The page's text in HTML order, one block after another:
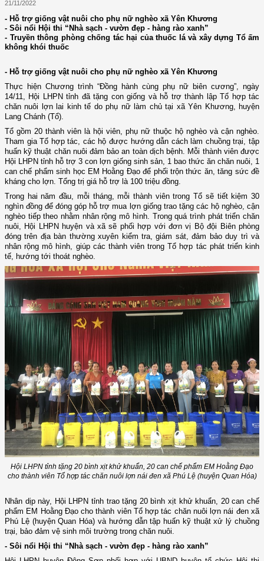
21/11/2022
- Hỗ trợ giống vật nuôi cho phụ nữ nghèo xã Yên Khương
- Sôi nổi Hội thi “Nhà sạch - vườn đẹp - hàng rào xanh”
- Truyền thông phòng chống tác hại của thuốc lá và xây dựng Tổ ấm
không khói thuốc
- Hỗ trợ giống vật nuôi cho phụ nữ nghèo xã Yên Khương
Thực hiện Chương trình “Đồng hành cùng phụ nữ biên cương”, ngày
14/11, Hội LHPN tỉnh đã tặng con giống và hỗ trợ thành lập Tổ hợp tác
chăn nuôi lợn lai kinh tế do phụ nữ làm chủ tại xã Yên Khương, huyện
Lang Chánh (Tổ).
Tổ gồm 20 thành viên là hội viên, phụ nữ thuộc hộ nghèo và cận nghèo.
Tham gia Tổ hợp tác, các hộ được hướng dẫn cách làm chuồng trại, tập
huấn kỹ thuật chăn nuôi đảm bảo an toàn dịch bệnh. Mỗi thành viên được
Hội LHPN tỉnh hỗ trợ 3 con lợn giống sinh sản, 1 bao thức ăn chăn nuôi, 1
can chế phẩm sinh học EM Hoằng Đạo để phối trộn thức ăn, tăng sức đề
kháng cho lợn. Tổng trị giá hỗ trợ là 100 triệu đồng.
Trong hai năm đầu, mỗi tháng, mỗi thành viên trong Tổ sẽ tiết kiệm 30
nghìn đồng để đóng góp hỗ trợ mua lợn giống trao tặng các hộ nghèo, cận
nghèo tiếp theo nhằm nhân rộng mô hình. Trong quá trình phát triển chăn
nuôi, Hội LHPN huyện và xã sẽ phối hợp với đơn vị Bộ đội Biên phòng
đóng trên địa bàn thường xuyên kiểm tra, giám sát, đảm bảo duy trì và
nhân rộng mô hình, giúp các thành viên trong Tổ hợp tác phát triển kinh
tế, hướng tới thoát nghèo.
Hội LHPN tỉnh tặng 20 bình xịt khử khuẩn, 20 can chế phẩm EM Hoằng Đạo
cho thành viên Tổ hợp tác chăn nuôi lợn nái đen xã Phú Lệ (huyện Quan Hóa)
Nhân dịp này, Hội LHPN tỉnh trao tặng 20 bình xịt khử khuẩn, 20 can chế
phẩm EM Hoằng Đạo cho thành viên Tổ hợp tác chăn nuôi lợn nái đen xã
Phú Lệ (huyện Quan Hóa) và hướng dẫn tập huấn kỹ thuật xử lý chuồng
trại, bảo đảm vệ sinh môi trường trong chăn nuôi.
- Sôi nổi Hội thi “Nhà sạch - vườn đẹp - hàng rào xanh”